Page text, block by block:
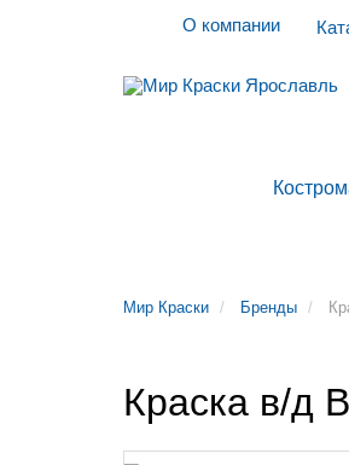
О компании
Мир Краски Бренды
Краска в/д